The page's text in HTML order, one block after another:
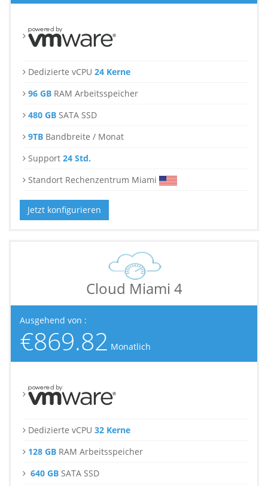
Dedizierte vCPU 24 Kerne
96 GB RAM Arbeitsspeicher
480 GB SATA SSD
9TB Bandbreite / Monat
Support 24 Std.
Standort Rechenzentrum Miami
Jetzt konfigurieren
Cloud Miami 4
Ausgehend von :
€869.82 Monatlich
Dedizierte vCPU 32 Kerne
128 GB RAM Arbeitsspeicher
640 GB SATA SSD